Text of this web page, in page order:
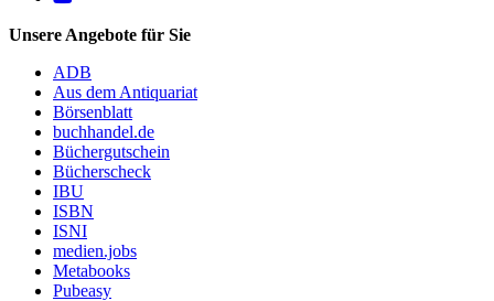
Unsere Angebote für Sie
ADB
Aus dem Antiquariat
Börsenblatt
buchhandel.de
Büchergutschein
Bücherscheck
IBU
ISBN
ISNI
medien.jobs
Metabooks
Pubeasy